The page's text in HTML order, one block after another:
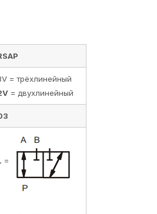
= трёхлинейный
= двухлинейный
=